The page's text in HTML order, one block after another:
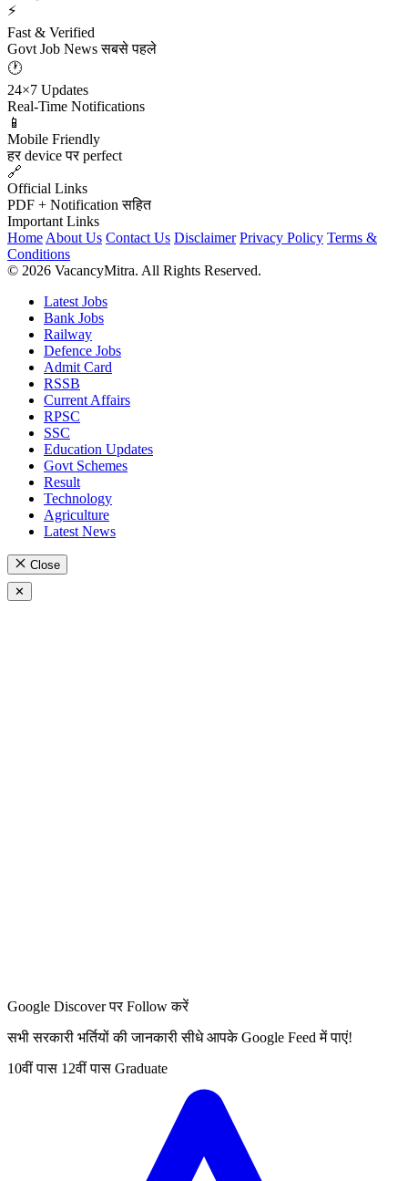
⚡
Fast & Verified
Govt Job News सबसे पहले
🕐
24×7 Updates
Real-Time Notifications
📱
Mobile Friendly
हर device पर perfect
🔗
Official Links
PDF + Notification सहित
Important Links
Home About Us Contact Us Disclaimer Privacy Policy Terms &
Conditions
© 2026 VacancyMitra. All Rights Reserved.
Latest Jobs
Bank Jobs
Railway
Defence Jobs
Admit Card
RSSB
Current Affairs
RPSC
SSC
Education Updates
Govt Schemes
Result
Technology
Agriculture
Latest News
Close
✕
Google Discover पर Follow करें
सभी सरकारी भर्तियों की जानकारी सीधे आपके Google Feed में पाएं!
10वीं पास 12वीं पास Graduate